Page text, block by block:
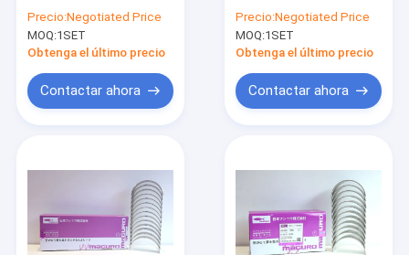
para MITSUBISHI
S6KT 320B 320C
Precio:Negotiated Price
MOQ:1SET
Obtenga el último precio
Contactar ahora
transporte principal
de Isuzu 6BD1 6BG1
Precio:Negotiated Price
MOQ:1SET
Obtenga el último precio
Contactar ahora